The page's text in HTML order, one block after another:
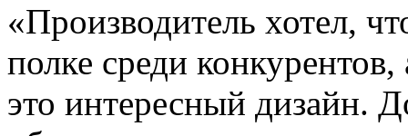
«Производитель хотел,
полке среди
это интересный дизайн.